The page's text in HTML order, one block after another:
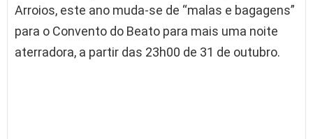
Arroios, este ano muda-se de “malas e bagagens”
para o Convento do Beato para mais uma noite
aterradora, a partir das 23h00 de 31 de outubro.